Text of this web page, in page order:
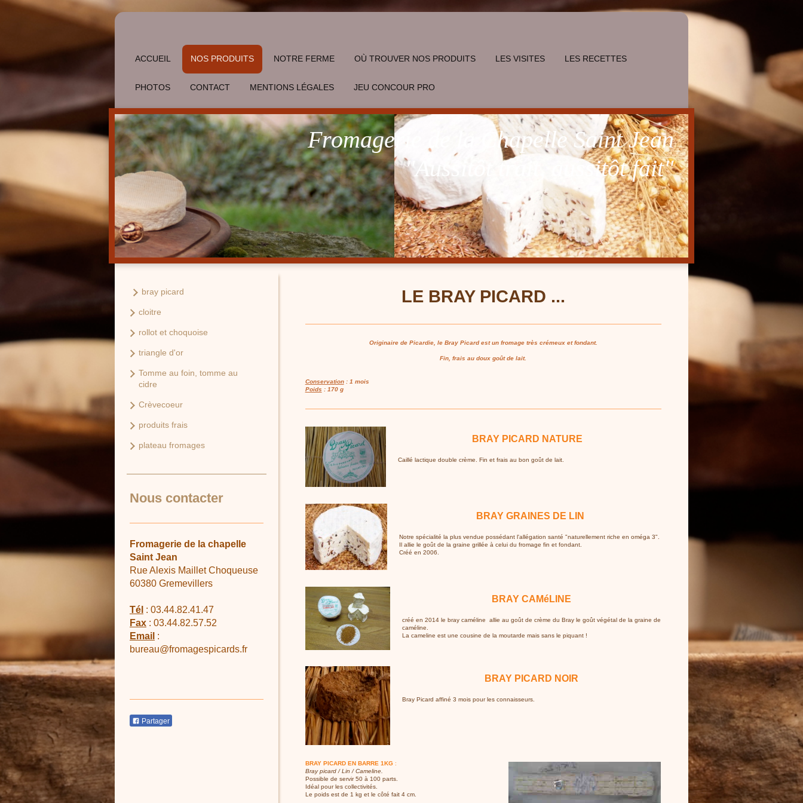
ACCUEIL NOS PRODUITS NOTRE FERME OÙ TROUVER NOS PRODUITS LES VISITES LES RECETTES
PHOTOS CONTACT MENTIONS LÉGALES JEU CONCOUR PRO
Fromagerie de la Chapelle Saint Jean
"Aussitôt trait, aussitôt fait"
LE BRAY PICARD ...
Originaire de Picardie, le Bray Picard est un fromage très crémeux et fondant.
Fin, frais au doux goût de lait.
Conservation: 1 mois
Poids : 170 g
BRAY PICARD NATURE
Caillé lactique double crème. Fin et frais au bon goût de lait.
BRAY GRAINES DE LIN
Notre spécialité la plus vendue possédant l'allégation santé "naturellement riche en oméga 3".
Il allie le goût de la graine grillée à celui du fromage fin et fondant.
Créé en 2006.
BRAY CAMéLINE
créé en 2014 le bray caméline allie au goût de crème du Bray le goût végétal de la graine de
caméline.
La cameline est une cousine de la moutarde mais sans le piquant !
BRAY PICARD NOIR
Bray Picard affiné 3 mois pour les connaisseurs.
BRAY PICARD EN BARRE 1KG:
Bray picard / Lin / Cameline.
Possible de servir 50 à 100 parts.
Idéal pour les collectivités.
Le poids est de 1 kg et le côté fait 4 cm.
bray picard
cloitre
rollot et choquoise
triangle d'or
Tomme au foin, tomme au
cidre
Crèvecoeur
produits frais
plateau fromages
Nous contacter
Fromagerie de la chapelle
Saint Jean
Rue Alexis Maillet Choqueuse
60380 Gremevillers
Tél : 03.44.82.41.47
Fax : 03.44.82.57.52
Email :
bureau@fromagespicards.fr
Partager